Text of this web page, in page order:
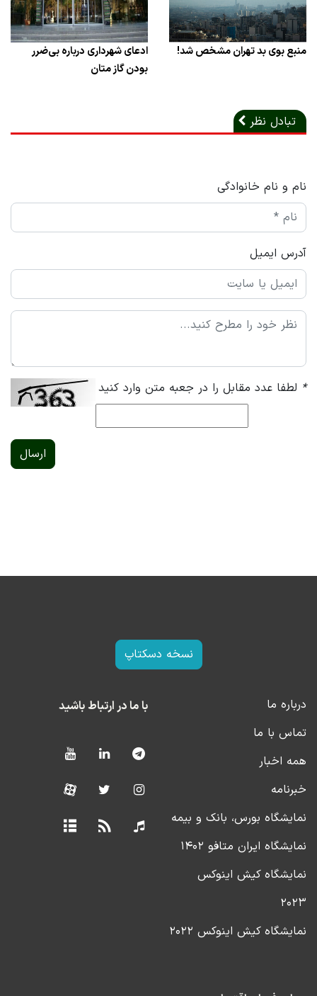
منبع بوی بد تهران مشخص شد!
ادعای شهرداری درباره بی‌ضرر
بودن گاز متان
تبادل نظر
نام و نام خانوادگی
آدرس ایمیل
* لطفا عدد مقابل را در جعبه متن وارد کنید
ارسال
نسخه دسکتاپ
درباره ما
تماس با ما
همه اخبار
خبرنامه
نمایشگاه بورس، بانک و بیمه
نمایشگاه ایران متافو ۱۴۰۲
نمایشگاه کیش اینوکس
۲۰۲۳
نمایشگاه کیش اینوکس ۲۰۲۲
با ما در ارتباط باشید